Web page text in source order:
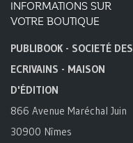
INFORMATIONS SUR
VOTRE BOUTIQUE
PUBLIBOOK - SOCIETÉ DES
ECRIVAINS - MAISON
D'ÉDITION
866 Avenue Maréchal Juin
30900 Nîmes